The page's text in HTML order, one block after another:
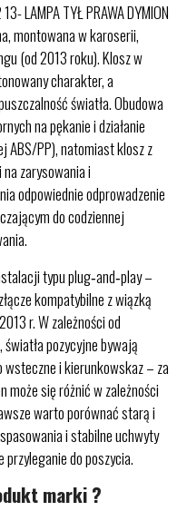
LAMPA TYŁ PRAWA DYMION
montowana w karoserii,
(od 2013 roku). Klosz w
charakter, a
światła. Obudowa
na pękanie i działanie
ABS/PP), natomiast klosz z
zarysowania i
odpowiednie odprowadzenie
do codziennej
typu plug‑and‑play –
kompatybilne z wiązką
r. W zależności od
pozycyjne bywają
wsteczne i kierunkowskaz – za
może się różnić w zależności
warto porównać starą i
i stabilne uchwyty
do poszycia.
marki ?